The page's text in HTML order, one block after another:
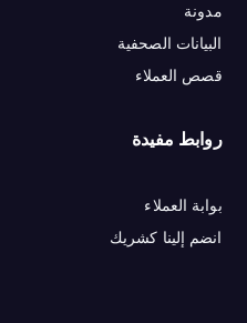
مدونة
البيانات الصحفية
قصص العملاء
روابط مفيدة
بوابة العملاء
انضم إلينا كشريك